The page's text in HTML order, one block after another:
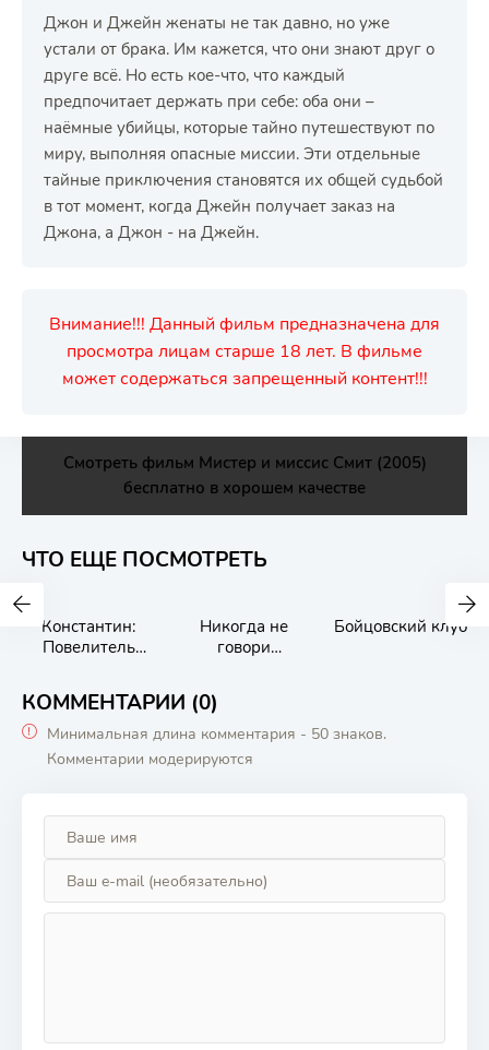
Джон и Джейн женаты не так давно, но уже
устали от брака. Им кажется, что они знают друг о
друге всё. Но есть кое-что, что каждый
предпочитает держать при себе: оба они –
наёмные убийцы, которые тайно путешествуют по
миру, выполняя опасные миссии. Эти отдельные
тайные приключения становятся их общей судьбой
в тот момент, когда Джейн получает заказ на
Джона, а Джон - на Джейн.
Внимание!!! Данный фильм предназначена для
просмотра лицам старше 18 лет. В фильме
может содержаться запрещенный контент!!!
Смотреть фильм Мистер и миссис Смит (2005)
бесплатно в хорошем качестве
ЧТО ЕЩЕ ПОСМОТРЕТЬ
Константин:
Повелитель
Никогда не
говори
Бойцовский клуб
КОММЕНТАРИИ (0)
Минимальная длина комментария - 50 знаков.
Комментарии модерируются